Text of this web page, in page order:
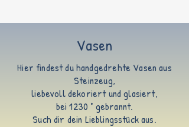
Vasen
Hier findest du handgedrehte Vasen aus
Steinzeug,
liebevoll dekoriert und glasiert,
bei 1230 ° gebrannt.
Such dir dein Lieblingsstück aus.